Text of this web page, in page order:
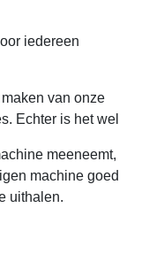
iedereen
van onze
Echter is het wel
meeneemt,
machine goed
uithalen.